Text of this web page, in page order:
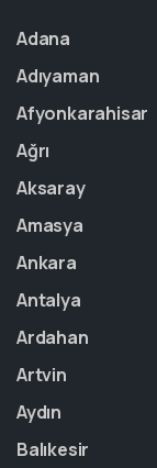
Adana
Adıyaman
Afyonkarahisar
Ağrı
Aksaray
Amasya
Ankara
Antalya
Ardahan
Artvin
Aydın
Balıkesir